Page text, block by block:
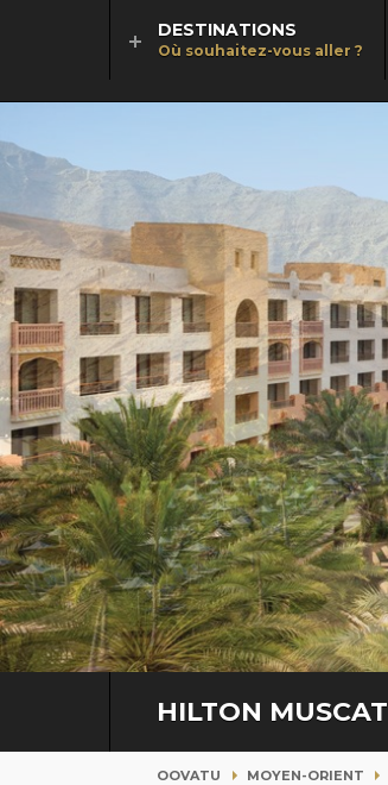
DESTINATIONS
Où souhaitez-vous aller ?
HILTON
OOVATU MOYEN-ORIENT